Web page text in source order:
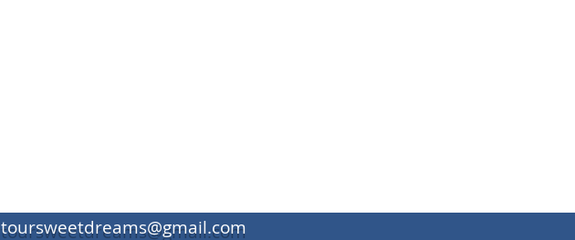
toursweetdreams@gmail.com